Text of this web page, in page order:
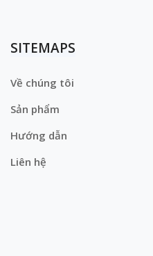
SITEMAPS
Về chúng tôi
Sản phẩm
Hướng dẫn
Liên hệ